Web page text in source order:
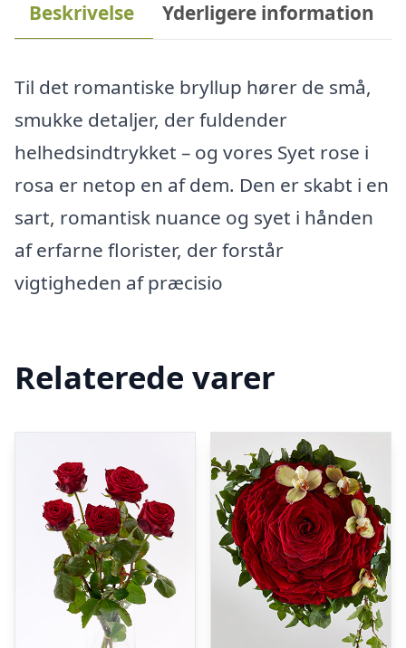
Beskrivelse Yderligere information
Til det romantiske bryllup hører de små,
smukke detaljer, der fuldender
helhedsindtrykket – og vores Syet rose i
rosa er netop en af dem. Den er skabt i en
sart, romantisk nuance og syet i hånden
af erfarne florister, der forstår
vigtigheden af præcisio
Relaterede varer